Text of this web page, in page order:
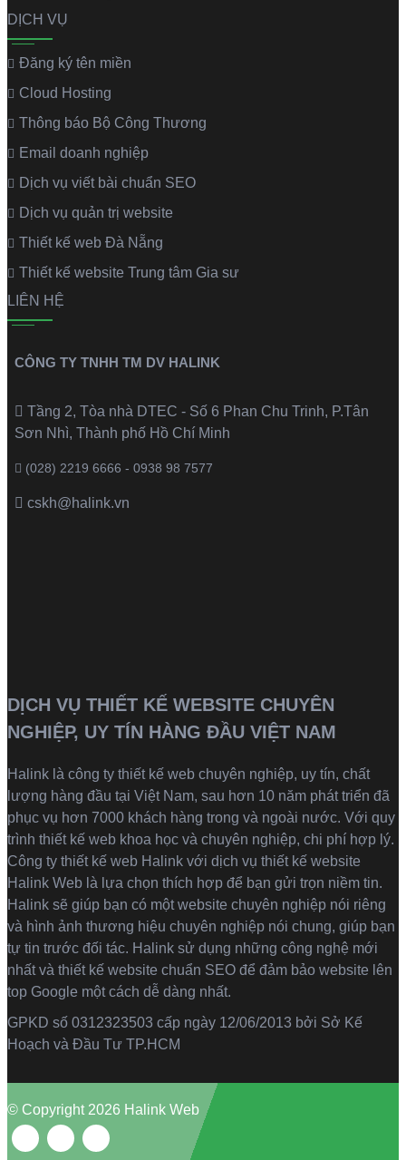
DỊCH VỤ
Đăng ký tên miền
Cloud Hosting
Thông báo Bộ Công Thương
Email doanh nghiệp
Dịch vụ viết bài chuẩn SEO
Dịch vụ quản trị website
Thiết kế web Đà Nẵng
Thiết kế website Trung tâm Gia sư
LIÊN HỆ
CÔNG TY TNHH TM DV HALINK
Tầng 2, Tòa nhà DTEC - Số 6 Phan Chu Trinh, P.Tân
Sơn Nhì, Thành phố Hồ Chí Minh
(028) 2219 6666 - 0938 98 7577
cskh@halink.vn
DỊCH VỤ THIẾT KẾ WEBSITE CHUYÊN
NGHIỆP, UY TÍN HÀNG ĐẦU VIỆT NAM
Halink là công ty thiết kế web chuyên nghiệp, uy tín, chất
lượng hàng đầu tại Việt Nam, sau hơn 10 năm phát triển đã
phục vụ hơn 7000 khách hàng trong và ngoài nước. Với quy
trình thiết kế web khoa học và chuyên nghiệp, chi phí hợp lý.
Công ty thiết kế web Halink với dịch vụ thiết kế website
Halink Web là lựa chọn thích hợp để bạn gửi trọn niềm tin.
Halink sẽ giúp bạn có một website chuyên nghiệp nói riêng
và hình ảnh thương hiệu chuyên nghiệp nói chung, giúp bạn
tự tin trước đối tác. Halink sử dụng những công nghệ mới
nhất và thiết kế website chuẩn SEO để đảm bảo website lên
top Google một cách dễ dàng nhất.
GPKD số 0312323503 cấp ngày 12/06/2013 bởi Sở Kế
Hoạch và Đầu Tư TP.HCM
© Copyright 2026 Halink Web